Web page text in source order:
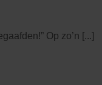
Op zo’n [...]